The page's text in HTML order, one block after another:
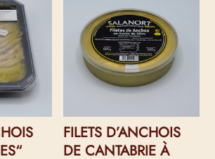
FILETS D’ANCHOIS
DE CANTABRIE À